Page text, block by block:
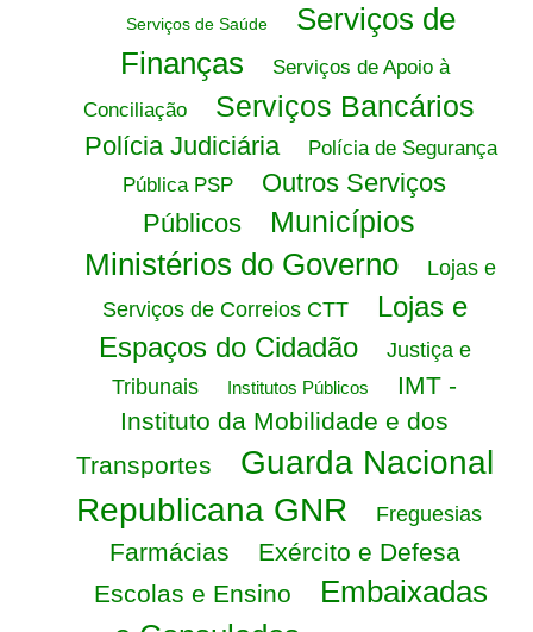
Serviços de Saúde
Serviços de
Finanças
Serviços de Apoio à
Conciliação
Serviços Bancários
Polícia Judiciária
Polícia de Segurança
Pública PSP
Outros Serviços
Públicos
Municípios
Ministérios do Governo
Lojas e
Serviços de Correios CTT
Lojas e
Espaços do Cidadão
Justiça e
Tribunais
Institutos Públicos
IMT -
Instituto da Mobilidade e dos
Transportes
Guarda Nacional
Republicana GNR
Freguesias
Farmácias
Exército e Defesa
Escolas e Ensino
Embaixadas